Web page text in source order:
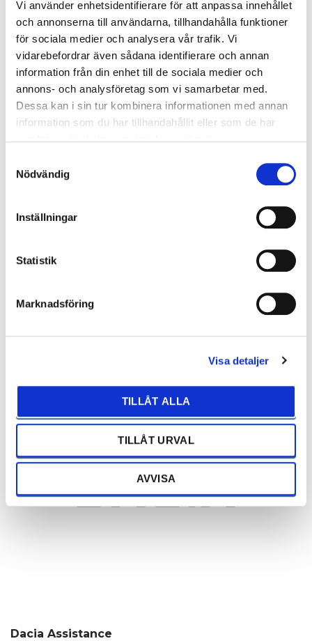
Vi använder enhetsidentifierare för att anpassa innehållet
och annonserna till användarna, tillhandahålla funktioner
för sociala medier och analysera vår trafik. Vi
vidarebefordrar även sådana identifierare och annan
information från din enhet till de sociala medier och
annons- och analysföretag som vi samarbetar med.
Dessa kan i sin tur kombinera informationen med annan
information som du har tillhandahållit eller som de har
samlat in när du har använt deras tjänster.
Nödvändig
Inställningar
Statistik
Marknadsföring
Visa detaljer
TILLÅT ALLA
TILLÅT URVAL
AVVISA
Ford Vägassistans
FÖR HJÄLP I SVERIGE RING: 0771-81 80 00
FÖR HJÄLP UTOMLANDS RING: (+46) 771-81 80 00
Läs mer om Ford Vägassistans här
FÖR HJÄLP UTOMLANDS RING: (+46) 8 411 11 27
Läs mer om Renault Assistance här
Dacia Assistance